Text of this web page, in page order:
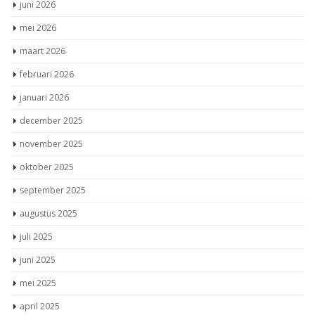
juni 2026
mei 2026
maart 2026
februari 2026
januari 2026
december 2025
november 2025
oktober 2025
september 2025
augustus 2025
juli 2025
juni 2025
mei 2025
april 2025